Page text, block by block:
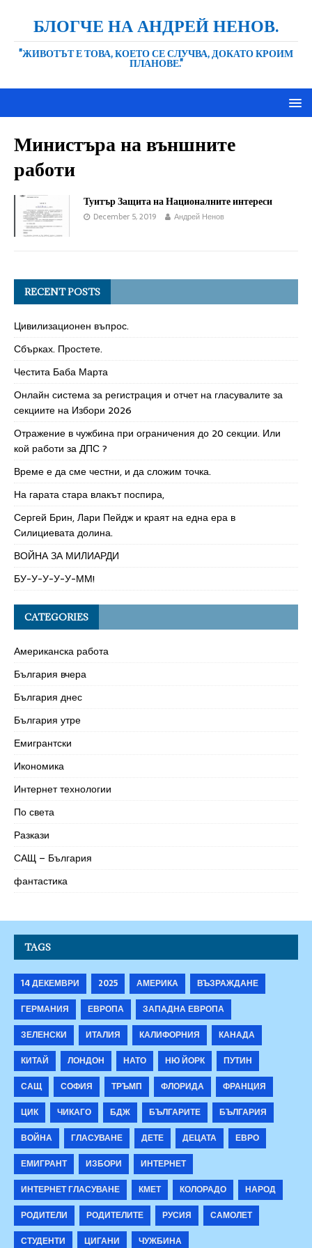
БЛОГЧЕ НА АНДРЕЙ НЕНОВ.
"ЖИВОТЪТ Е ТОВА, КОЕТО СЕ СЛУЧВА, ДОКАТО КРОИМ
ПЛАНОВЕ."
Министъра на външните
работи
Туитър Защита на Националните интереси
December 5, 2019 Андрей Ненов
RECENT POSTS
Цивилизационен въпрос.
Сбърках. Простете.
Честита Баба Марта
Онлайн система за регистрация и отчет на гласувалите за
секциите на Избори 2026
Отражение в чужбина при ограничения до 20 секции. Или
кой работи за ДПС ?
Време е да сме честни, и да сложим точка.
На гарата стара влакът поспира,
Сергей Брин, Лари Пейдж и краят на една ера в
Силициевата долина.
ВОЙНА ЗА МИЛИАРДИ
БУ-У-У-У-У-ММ!
CATEGORIES
Американска работа
България вчера
България днес
България утре
Емигрантски
Икономика
Интернет технологии
По света
Разкази
САЩ – България
фантастика
TAGS
14 ДЕКЕМВРИ 2025 АМЕРИКА
ВЪЗРАЖДАНЕ
ГЕРМАНИЯ
ЕВРОПА
ЗАПАДНА ЕВРОПА
ЗЕЛЕНСКИ
ИТАЛИЯ КАЛИФОРНИЯ
КАНАДА
КИТАЙ
ЛОНДОН НАТО НЮ ЙОРК
ПУТИН
САЩ
СОФИЯ ТРЪМП ФЛОРИДА
ФРАНЦИЯ
ЦИК
ЧИКАГО БДЖ БЪЛГАРИТЕ
БЪЛГАРИЯ
ВОЙНА
ГЛАСУВАНЕ ДЕТЕ ДЕЦАТА
ЕВРО
ЕМИГРАНТ
ИЗБОРИ
ИНТЕРНЕТ
ИНТЕРНЕТ ГЛАСУВАНЕ
КМЕТ КОЛОРАДО
НАРОД
РОДИТЕЛИ
РОДИТЕЛИТЕ РУСИЯ
САМОЛЕТ
СТУДЕНТИ
ЦИГАНИ ЧУЖБИНА